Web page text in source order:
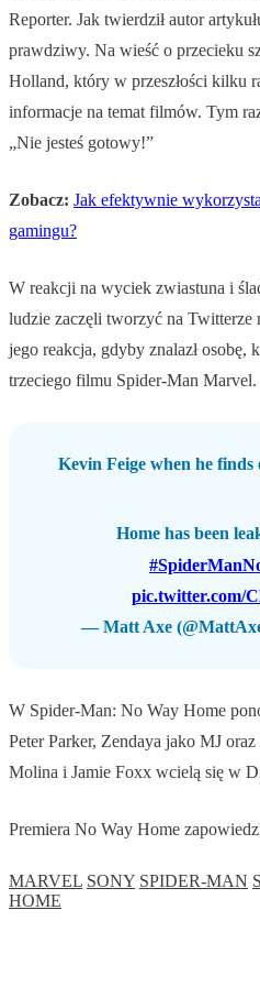
Reporter. Jak twierdził autor
prawdziwy. Na wieść o przecieku
Holland, który w przeszłości kilku
informacje na temat filmów. Tym
„Nie jesteś gotowy!”
Zobacz: Jak efektywnie
gamingu?
W reakcji na wyciek zwiastuna i
ludzie zaczęli tworzyć na Twitterze
jego reakcja, gdyby znalazł osobę,
trzeciego filmu Spider-Man Marvel.
Kevin Feige when he
Home has been
pic.twitter.com/
— Matt Axe
W Spider-Man: No Way Home
Peter Parker, Zendaya jako MJ
Molina i Jamie Foxx wcielą się w
Premiera No Way Home
MARVEL SONY SPIDER-MAN
HOME